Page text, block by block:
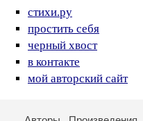
стихи.ру
простить себя
черный хвост
в контакте
мой авторский сайт